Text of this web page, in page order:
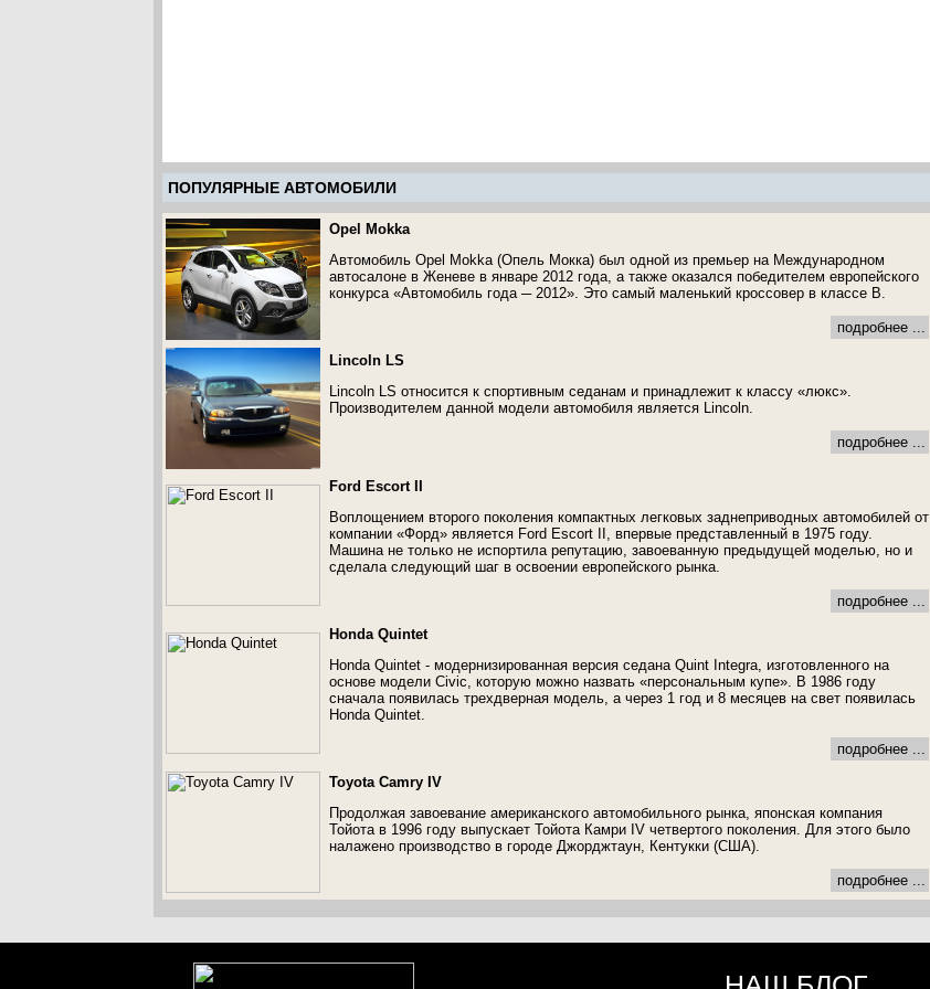
ПОПУЛЯРНЫЕ АВТОМОБИЛИ
Opel Mokka
Автомобиль Opel Mokka (Опель Мокка) был одной из премьер на Международном
автосалоне в Женеве в январе 2012 года, а также оказался победителем европейского
конкурса «Автомобиль года ─ 2012». Это самый маленький кроссовер в классе В.
подробнее ...
Lincoln LS
Lincoln LS относится к спортивным седанам и принадлежит к классу «люкс».
Производителем данной модели автомобиля является Lincoln.
подробнее ...
Ford Escort II
Воплощением второго поколения компактных легковых заднеприводных автомобилей от
компании «Форд» является Ford Escort II, впервые представленный в 1975 году.
Машина не только не испортила репутацию, завоеванную предыдущей моделью, но и
сделала следующий шаг в освоении европейского рынка.
подробнее ...
Honda Quintet
Honda Quintet - модернизированная версия седана Quint Integra, изготовленного на
основе модели Civic, которую можно назвать «персональным купе». В 1986 году
сначала появилась трехдверная модель, а через 1 год и 8 месяцев на свет появилась
Honda Quintet.
подробнее ...
Toyota Camry IV
Продолжая завоевание американского автомобильного рынка, японская компания
Тойота в 1996 году выпускает Тойота Камри IV четвертого поколения. Для этого было
налажено производство в городе Джорджтаун, Кентукки (США).
подробнее ...